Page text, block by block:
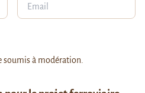
soumis à modération.